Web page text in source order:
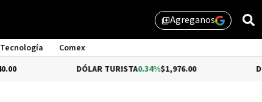
library_addAgreganos
Tecnología
Comex
DÓLAR TURISTA0.34%$1,976.00 -